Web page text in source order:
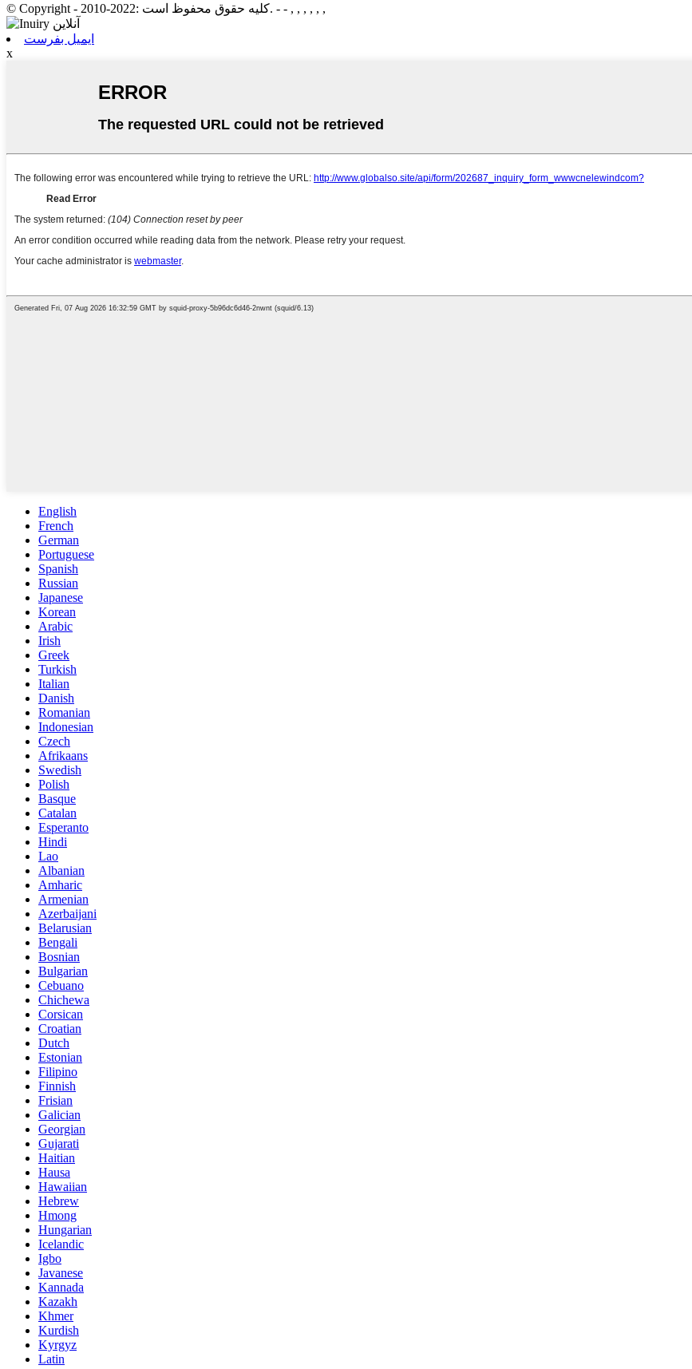
© Copyright - 2010-2022: کلیه حقوق محفوظ است. - - , , , , , ,
ایمیل بفرست
x
English
French
German
Portuguese
Spanish
Russian
Japanese
Korean
Arabic
Irish
Greek
Turkish
Italian
Danish
Romanian
Indonesian
Czech
Afrikaans
Swedish
Polish
Basque
Catalan
Esperanto
Hindi
Lao
Albanian
Amharic
Armenian
Azerbaijani
Belarusian
Bengali
Bosnian
Bulgarian
Cebuano
Chichewa
Corsican
Croatian
Dutch
Estonian
Filipino
Finnish
Frisian
Galician
Georgian
Gujarati
Haitian
Hausa
Hawaiian
Hebrew
Hmong
Hungarian
Icelandic
Igbo
Javanese
Kannada
Kazakh
Khmer
Kurdish
Kyrgyz
Latin